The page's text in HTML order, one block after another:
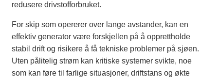
redusere drivstofforbruket.
For skip som opererer over lange avstander, kan en
effektiv generator være forskjellen på å opprettholde
stabil drift og risikere å få tekniske problemer på sjøen.
Uten pålitelig strøm kan kritiske systemer svikte, noe
som kan føre til farlige situasjoner, driftstans og økte